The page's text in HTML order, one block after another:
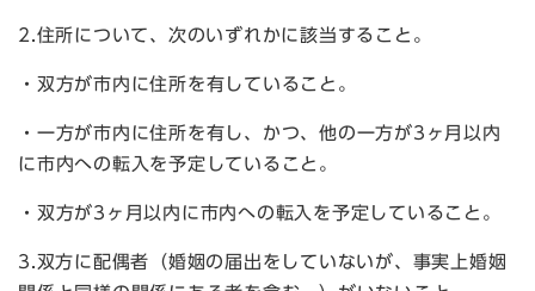
2.住所について、次のいずれかに該当すること。
・双方が市内に住所を有していること。
・一方が市内に住所を有し、かつ、他の一方が3ヶ月以内
に市内への転入を予定していること。
・双方が3ヶ月以内に市内への転入を予定していること。
3.双方に配偶者（婚姻の届出をしていないが、事実上婚姻